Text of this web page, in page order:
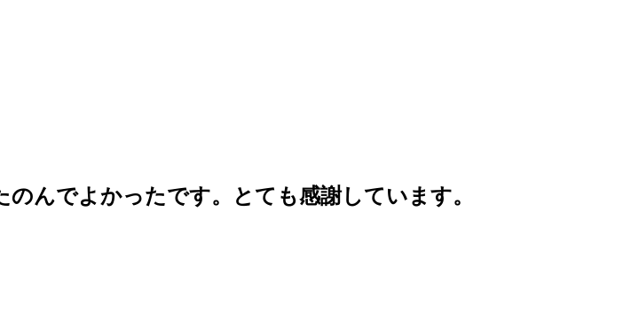
んでよかったです。とても感謝しています。